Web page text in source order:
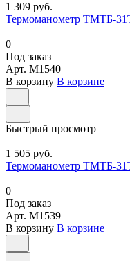
1 309 руб.
Термоманометр ТМТБ-
0
Под заказ
Арт. M1540
В корзину В корзине
Быстрый просмотр
1 505 руб.
Термоманометр ТМТБ-
0
Под заказ
Арт. M1539
В корзину В корзине